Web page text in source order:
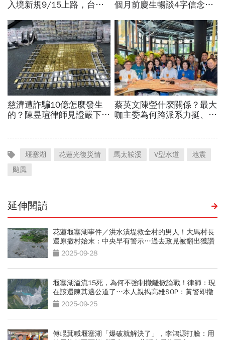
堰塞湖 花蓮光復災情 馬太鞍溪 V型水道
地震
颱風
延伸閱讀
花蓮堰塞湖事件／洪水潰堤救全村的男人！大馬村長
還原撤村始末：中央早有警示…過去政見被翻出獲讚
2025-09-28
堰塞湖溢流15死，為何不強制撤離掀論戰！律師：現
在該還陳其邁公道了…本人親揭高雄SOP：黃警即撤
2025-09-25
傅崐萁喊堰塞湖「爆破就解決了」，李鴻源打臉：用